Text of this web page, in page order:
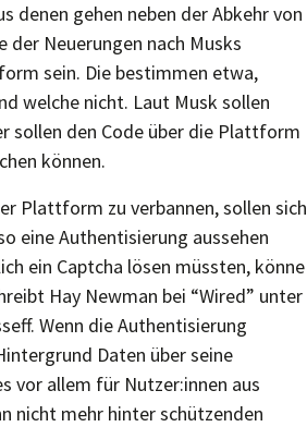
denen gehen neben der Abkehr von
Neuerungen nach Musks
sein. Die bestimmen etwa,
welche nicht. Laut Musk sollen
sollen den Code über die Plattform
können.
Plattform zu verbannen, sollen sich
eine Authentisierung aussehen
ein Captcha lösen müssten, könne
Hay Newman bei “Wired” unter
Wenn die Authentisierung
Daten über seine
vor allem für Nutzer:innen aus
nicht mehr hinter schützenden